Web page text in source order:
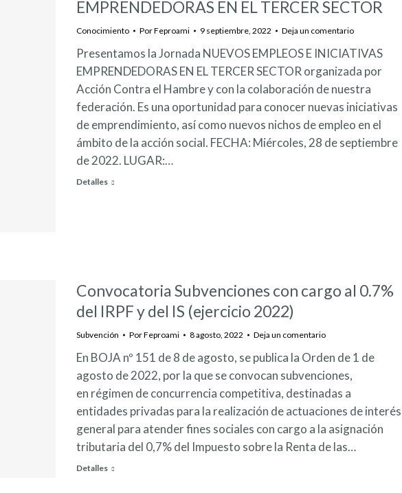
EMPRENDEDORAS EN EL TERCER SECTOR
Conocimiento PorFeproami 9 septiembre, 2022 Deja un comentario
Presentamos la Jornada NUEVOS EMPLEOS E INICIATIVAS
EMPRENDEDORAS EN EL TERCER SECTOR organizada por
Acción Contra el Hambre y con la colaboración de nuestra
federación. Es una oportunidad para conocer nuevas iniciativas
de emprendimiento, así como nuevos nichos de empleo en el
ámbito de la acción social. FECHA: Miércoles, 28 de septiembre
de 2022. LUGAR:…
Detalles
Convocatoria Subvenciones con cargo al 0.7%
del IRPF y del IS (ejercicio 2022)
Subvención PorFeproami 8 agosto, 2022 Deja un comentario
En BOJA nº 151 de 8 de agosto, se publica la Orden de 1 de
agosto de 2022, por la que se convocan subvenciones,
en régimen de concurrencia competitiva, destinadas a
entidades privadas para la realización de actuaciones de interés
general para atender fines sociales con cargo a la asignación
tributaria del 0,7% del Impuesto sobre la Renta de las…
Detalles